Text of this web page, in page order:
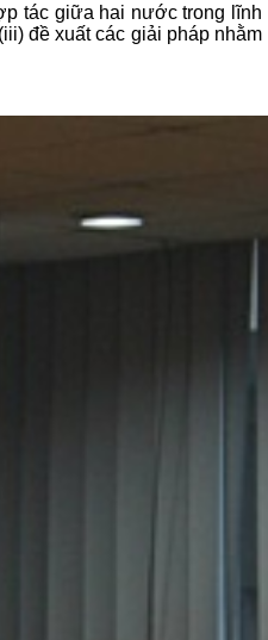
tác giữa hai nước trong lĩnh
đề xuất các giải pháp nhằm